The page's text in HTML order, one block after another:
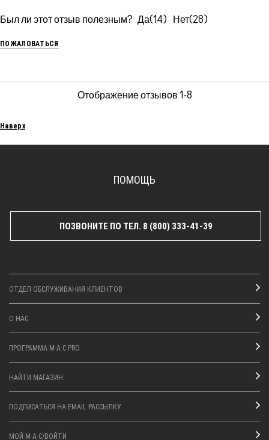
Был ли этот отзыв полезным? 14 28
ПОЖАЛОВАТЬСЯ
Отображение отзывов 1-8
Наверх
ПОМОЩЬ
ПОЗВОНИТЕ ПО ТЕЛ. 8 (800) 333-41-39
ОТДЕЛ ОБСЛУЖИВАНИЯ КЛИЕНТОВ
О НАС
ПРОГРАММА M·A·C PRO
НАЙТИ МАГАЗИН
ПОДПИСАТЬСЯ НА EMAIL РАССЫЛКУ
МОЙ M·A·C/ВОЙТИ